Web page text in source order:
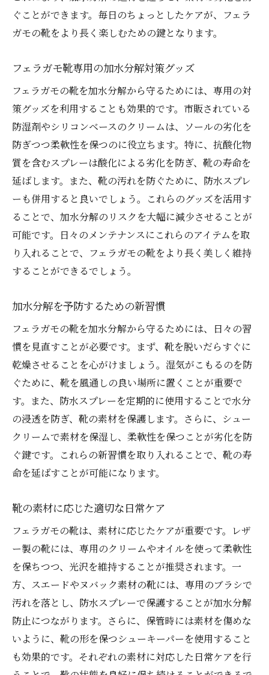
ぐことができます。毎日のちょっとしたケアが、フェラ
ガモの靴をより長く楽しむための鍵となります。
フェラガモ靴専用の加水分解対策グッズ
フェラガモの靴を加水分解から守るためには、専用の対
策グッズを利用することも効果的です。市販されている
防湿剤やシリコンベースのクリームは、ソールの劣化を
防ぎつつ柔軟性を保つのに役立ちます。特に、抗酸化物
質を含むスプレーは酸化による劣化を防ぎ、靴の寿命を
延ばします。また、靴の汚れを防ぐために、防水スプレ
ーも併用すると良いでしょう。これらのグッズを活用す
ることで、加水分解のリスクを大幅に減少させることが
可能です。日々のメンテナンスにこれらのアイテムを取
り入れることで、フェラガモの靴をより長く美しく維持
することができるでしょう。
加水分解を予防するための新習慣
フェラガモの靴を加水分解から守るためには、日々の習
慣を見直すことが必要です。まず、靴を脱いだらすぐに
乾燥させることを心がけましょう。湿気がこもるのを防
ぐために、靴を風通しの良い場所に置くことが重要で
す。また、防水スプレーを定期的に使用することで水分
の浸透を防ぎ、靴の素材を保護します。さらに、シュー
クリームで素材を保湿し、柔軟性を保つことが劣化を防
ぐ鍵です。これらの新習慣を取り入れることで、靴の寿
命を延ばすことが可能になります。
靴の素材に応じた適切な日常ケア
フェラガモの靴は、素材に応じたケアが重要です。レザ
ー製の靴には、専用のクリームやオイルを使って柔軟性
を保ちつつ、光沢を維持することが推奨されます。一
方、スエードやヌバック素材の靴には、専用のブラシで
汚れを落とし、防水スプレーで保護することが加水分解
防止につながります。さらに、保管時には素材を傷めな
いように、靴の形を保つシューキーパーを使用すること
も効果的です。それぞれの素材に対応した日常ケアを行